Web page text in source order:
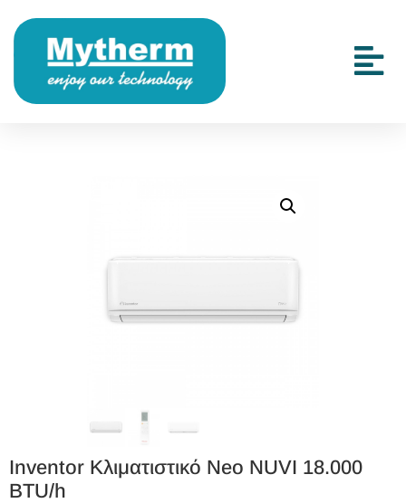
Inventor Κλιματιστικό Neo NUVI 18.000
BTU/h